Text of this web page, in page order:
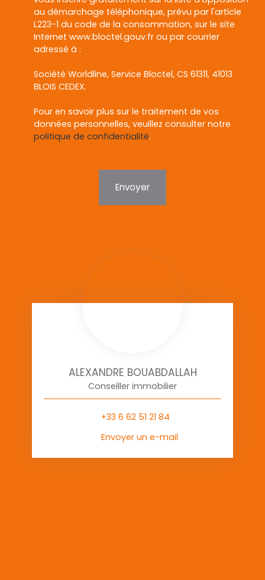
au démarchage téléphonique, prévu par l'article
L223-1 du code de la consommation, sur le site
Internet www.bloctel.gouv.fr ou par courrier
adressé à :
Société Worldline, Service Bloctel, CS 61311, 41013
BLOIS CEDEX.
Pour en savoir plus sur le traitement de vos
données personnelles, veuillez consulter notre
politique de confidentialité.
Envoyer
ALEXANDRE BOUABDALLAH
Conseiller immobilier
+33 6 62 51 21 84
Envoyer un e-mail